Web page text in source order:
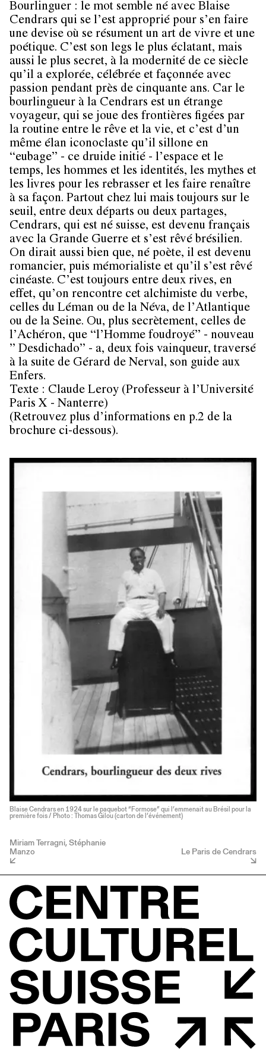
Bourlinguer : le mot semble né avec Blaise
Cendrars qui se l’est approprié pour s’en faire
une devise où se résument un art de vivre et une
poétique. C’est son legs le plus éclatant, mais
aussi le plus secret, à la modernité de ce siècle
qu’il a explorée, célébrée et façonnée avec
passion pendant près de cinquante ans. Car le
bourlingueur à la Cendrars est un étrange
voyageur, qui se joue des frontières figées par
la routine entre le rêve et la vie, et c’est d’un
même élan iconoclaste qu’il sillone en
“eubage” - ce druide initié - l’espace et le
temps, les hommes et les identités, les mythes et
les livres pour les rebrasser et les faire renaître
à sa façon. Partout chez lui mais toujours sur le
seuil, entre deux départs ou deux partages,
Cendrars, qui est né suisse, est devenu français
avec la Grande Guerre et s’est rêvé brésilien.
On dirait aussi bien que, né poète, il est devenu
romancier, puis mémorialiste et qu’il s’est rêvé
cinéaste. C’est toujours entre deux rives, en
effet, qu’on rencontre cet alchimiste du verbe,
celles du Léman ou de la Néva, de l’Atlantique
ou de la Seine. Ou, plus secrètement, celles de
l’Achéron, que “l’Homme foudroyé” - nouveau
” Desdichado” - a, deux fois vainqueur, traversé
à la suite de Gérard de Nerval, son guide aux
Enfers.
Texte : Claude Leroy (Professeur à l’Université
Paris X - Nanterre)
(Retrouvez plus d’informations en p.2 de la
brochure ci-dessous).
Blaise Cendrars en 1924 sur le paquebot “Formose” qui l’emmenait au Brésil pour la
première fois / Photo : Thomas Gilou (carton de l’événement)
Miriam Terragni, Stéphanie
Manzo Le Paris de Cendrars